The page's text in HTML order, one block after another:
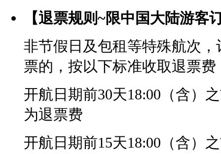
【退票规则~限中国大陆游客
非节假日及包租等特殊航次
票的，按以下标准收取退票费
开航日期前30天18:00（含）
为退票费
开航日期前15天18:00（含）